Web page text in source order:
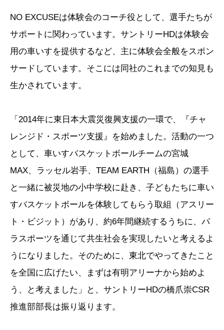
NO EXCUSEは体験会のコーチ役として、選手たちが
サポートに関わっています。サントリーHDは体験会
用の車いすを提供するなど、主に体験会全般をスポン
サードしています。そこには同社のこれまでの知見も
生かされています。
「2014年に東日本大震災復興支援の一環で、『チャ
レンジド・スポーツ支援』を始めました。活動の一つ
として、車いすバスケットボールチームの宮城
MAX、ラッセル岩手、TEAM EARTH（福島）の選手
と一緒に被災地の小中学校に赴き、子どもたちに車い
すバスケットボールを体験してもらう取組（アスリー
ト・ビジット）があり、約6年間継続するうちに、パ
ラスポーツを通じて共生社会を実現したいと考えるよ
うになりました。そのために、東北でやってきたこと
を全国に広げたい、まずは有明アリーナから始めよ
う、と考えました」と、サントリーHDの橋爪崇CSR
推進部部長は振り返ります。